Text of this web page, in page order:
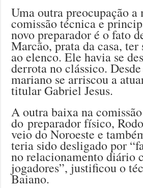
Uma outra preocupação a
comissão técnica e
novo preparador é o fato
Marcão, prata da casa,
ao elenco. Ele havia se
derrota no clássico.
mariano se arriscou a
titular Gabriel Jesus.
A outra baixa na
do preparador físico,
veio do Noroeste e
teria sido desligado por
no relacionamento diário
jogadores”, justificou o
Baiano.